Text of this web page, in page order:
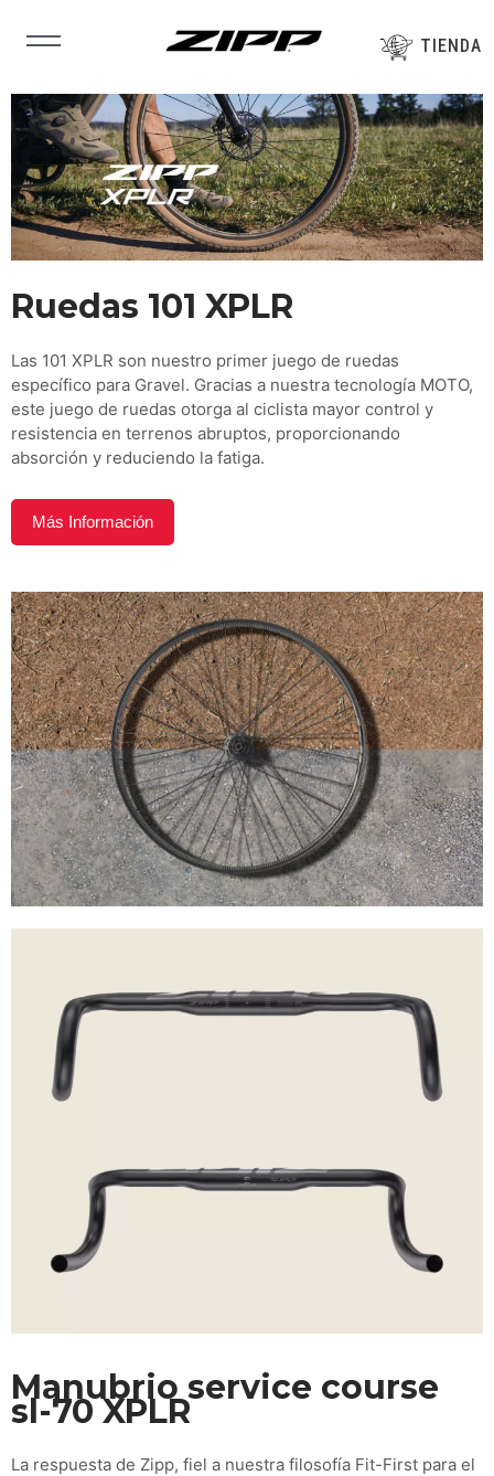
TIENDA
Ruedas 101 XPLR
Las 101 XPLR son nuestro primer juego de ruedas
específico para Gravel. Gracias a nuestra tecnología MOTO,
este juego de ruedas otorga al ciclista mayor control y
resistencia en terrenos abruptos, proporcionando
absorción y reduciendo la fatiga.
Más Información
Manubrio service course
sl-70 XPLR
La respuesta de Zipp, fiel a nuestra filosofía Fit-First para el